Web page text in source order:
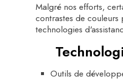
Malgré nos efforts,
contrastes de couleurs
technologies
Outils de